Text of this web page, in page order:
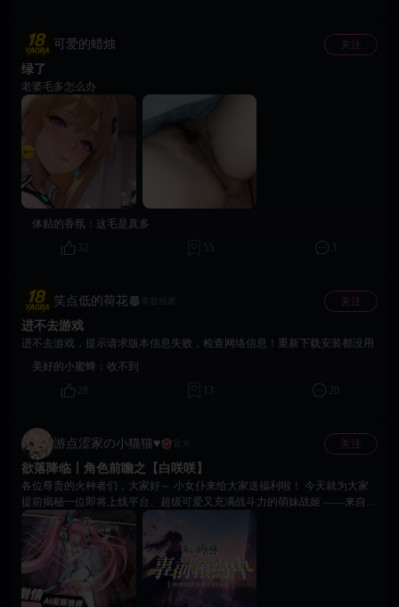
失效的问题。 3.修复了看板设置中排序按钮点击无反应的问题。 4.修复了背
包内使用高级调令后，部分道具异常隐藏的问题。 5.优化了区服信息展示界
面，使区服信息更加清晰。 6.修复了战姬 伏见狐乃、姒娆、莉露亚 头像名
称显示错误的问题。 7.修复了聊天界面中头像框显示异常的问题。 8.修复了
左上角更换头像后，聊天头像未同步更新的问题。 9.修复了积分商店中道具
名称超出边框并发生文字重叠的问题。 10.优化了付费商城界面UI。 11.优化
了战力不足时的弹窗提示，使提示内容更加明确。 12.调整了首充相关功能
逻辑，具体规则请以游戏内实际展示为准。 五、登录及版本更新修复 1.修复
了部分特定服务器（如“欲界天宫”）无法正常登录的问题。 2.修复了选服界
面首次更新时偶发英文报错的问题。 3.修复了版本更新后资源文件拉取失败
的问题。 4.优化了断线重连机制，新增重连提示页面。 5.修复了多个弹窗重
题。 7.优化了登录页面的加载状态展示，使加载过程更加直观。 七、资源下
载优化 1.优化了资源更新下载速度，减少更新等待时间。 感谢各位火种者
玩家交流5群：1059086898 玩家交流6群：1056098479 Telegram：
https://t.me/eroeragame 官方网站：https://eroeragame.com/cn 客服邮箱：
peachgames.service@gmail.com 如遇任何问题或有建议，可随时通过以上方式
联系到我们 《欲洛降临》运营团队 2026 年 7 月 23日
出，并支持快速跳过功能。 2. 调整新手引导流程，优化战斗操作与编队教
学，帮助指挥官更顺畅地熟悉核心玩法。 3. 调整初始角色及前期奖励角色配
置，提升前期养成与成长体验。 4. 优化前期关卡教学，对关键战斗机制进行
更清晰、详细的说明。 5. 完善「爆裂」玩法引导，帮助指挥官更快掌握战斗
中的核心技能。 6. 优化前期任务指引。完成新手引导后，将通过任务提示引
导指挥官重新进入主线战斗流程。 7. 调整部分后续阶段的引导内容，降低前
期游玩过程中的理解成本。 8. 优化部分BOSS战的机制与强度，使整体战斗
难度更加合理。 9. 完善关卡失败后的提示与养成推荐，帮助指挥官合理提升
战力后再次挑战。 二、剧情与互动体验优化 1. 调整部分剧情内容与演出效
果，进一步提升剧情沉浸感。 2. 优化互动玩法界面及相关内容表现。 3. 改
善部分特殊互动内容的触发与展示体验。 4. 丰富加载过程中的内容展示，提
战斗流程与难度。 2. 优化部分关卡的推荐战力显示，使战斗信息更加直观。
3. 完善战斗结算与奖励发放逻辑。 4. 优化部分战姬技能的释放表现、技能动
殊战斗状态下的异常处理逻辑，减少卡死、流程阻塞等问题。 四、养成与
系统体验优化 1. 调整主线任务引导方式，减少对玩家操作的强制干预，使任
务流程更加自然。 2. 优化招募池的展示方式与排序逻辑。 3. 改善角色创
建、昵称修改等相关操作体验。 4. 优化宠物批量分解、一键升星等功能的界
面展示与操作流程。 5. 调整棱镜系统相关界面与功能入口。 6. 修复并优化
基建系统中部分建筑显示及等级信息同步问题。 7. 优化背包管理及道具使用
体验。 五、问题修复 本次版本更新同步修复了多项已知问题，主要包括：
分角色立绘显示异常的问题。 5. 修复长时间在线后部分游戏资源加载异常的
问题。 6. 修复网络断开及重连过程中可能出现的资源或界面异常。 7. 修复
部分情况下界面卡死、界面残留等问题。 8. 修复部分账号无法正常登录的问
题。 9. 修复部分技能无法正常释放的问题。 10. 修复部分战姬技能数值及
BUFF描述显示不准确的问题。 11. 修复部分战姬技能动画与特效显示异常的
问题。 12. 修复宠物相关功能中的部分显示异常。 13. 修复角色昵称修改及
重复昵称校验相关问题。 14. 修复部分基建、矿区、商店等系统数据刷新异
常的问题。 15. 修复部分功能界面显示错误、入口缺失及跳转异常的问题。
16. 修复部分战斗文本、BUFF名称及功能描述错误。 17. 优化游戏资源管
理，减少无效资源占用，并进一步降低更新资源体积。 18. 更新部分基础服
务组件，提升游戏运行的稳定性与流畅度。 感谢各位火种者一直以来的支持
可爱的蜡烛 关注
绿了
老婆毛多怎么办
体贴的香氛： 这毛是真多
32
55
笑点低的荷花 常驻玩家 关注
进不去游戏
进不去游戏，提示请求版本信息失败，检查网络信息！重新下载安装都没用
美好的小蜜蜂： 收不到
28
20
游点涩家の小猫猫♥ 官方 关注
欲落降临丨角色前瞻之【白咲咲】
各位尊贵的火种者们，大家好～ 小女仆来给大家送福利啦！ 今天就为大家
提前揭秘一位即将上线平台、超级可爱又充满战斗力的萌妹战姬 ——来自
《欲落降临》的—— 圣光会最年轻最可爱的火力手：「白咲咲」 改造年
龄：18岁 属性：猫娘 / 阳光可爱 / 火箭炮 角色简介： 白咲咲曾是仿猫实验
体，在残酷的灾变纪元中幸运地觉醒并加入圣光会，成为诺亚小队中最年轻
的副队长兼主力火力手。 她总是带着甜甜的笑容，用软软的“喵～”声为队友
鼓劲加油，而下一秒，就毫不犹豫地扛起专属火箭筒“小绒球”，将敌人轰成
漫天碎片！ 阳光开朗的性格搭配猫娘特有的可爱动作，让她在硝烟弥漫的战